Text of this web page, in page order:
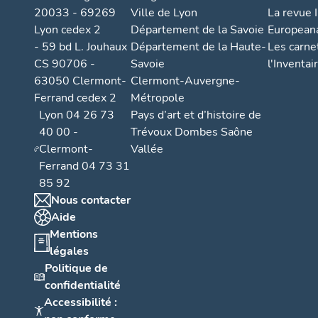
s
e
e
n
t
20033 - 69269
Lyon cedex 2
- 59 bd L. Jouhaux
CS 90706 -
63050 Clermont-
Ferrand cedex 2
Lyon 04 26 73
40 00 -
Clermont-
Ferrand 04 73 31
85 92
Nous contacter
Aide
Mentions
légales
Politique de
confidentialité
Accessibilité :
Ville de Lyon
Département de la Savoie
Département de la Haute-
Savoie
Clermont-Auvergne-
Métropole
Pays d’art et d’histoire de
Trévoux Dombes Saône
Vallée
La revue
Les